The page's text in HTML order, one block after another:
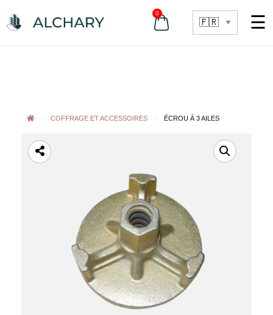
0 ☰
COFFRAGE ET ACCESSOIRES ÉCROU À 3 AILES